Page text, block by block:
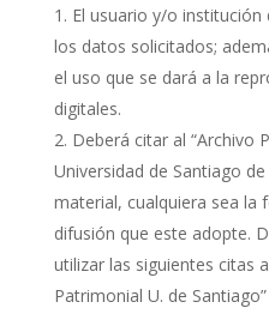
El usuario y/o
los datos solicitados;
el uso que se dará a la
digitales.
Deberá citar al “Archivo
Universidad de Santiago
material, cualquiera sea la
difusión que este adopte.
utilizar las siguientes citas
Patrimonial U. de